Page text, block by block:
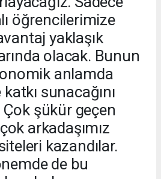
öğrencilerimize
yaklaşık
olacak. Bunun
anlamda
sunacağını
şükür geçen
arkadaşımız
kazandılar.
de bu